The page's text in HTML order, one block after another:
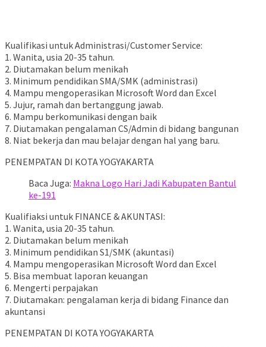
Kualifikasi untuk Administrasi/Customer Service:
1. Wanita, usia 20-35 tahun.
2. Diutamakan belum menikah
3. Minimum pendidikan SMA/SMK (administrasi)
4. Mampu mengoperasikan Microsoft Word dan Excel
5. Jujur, ramah dan bertanggung jawab.
6. Mampu berkomunikasi dengan baik
7. Diutamakan pengalaman CS/Admin di bidang bangunan
8. Niat bekerja dan mau belajar dengan hal yang baru.
PENEMPATAN DI KOTA YOGYAKARTA
Baca Juga: Makna Logo Hari Jadi Kabupaten Bantul
ke-191
Kualifiaksi untuk FINANCE & AKUNTASI:
1. Wanita, usia 20-35 tahun.
2. Diutamakan belum menikah
3. Minimum pendidikan S1/SMK (akuntasi)
4. Mampu mengoperasikan Microsoft Word dan Excel
5. Bisa membuat laporan keuangan
6. Mengerti perpajakan
7. Diutamakan: pengalaman kerja di bidang Finance dan
akuntansi
PENEMPATAN DI KOTA YOGYAKARTA